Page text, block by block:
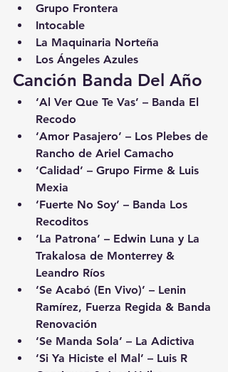
Grupo Frontera
Intocable
La Maquinaria Norteña
Los Ángeles Azules
Canción Banda Del Año
‘Al Ver Que Te Vas’ – Banda El
Recodo
‘Amor Pasajero’ – Los Plebes de
Rancho de Ariel Camacho
‘Calidad’ – Grupo Firme & Luis
Mexia
‘Fuerte No Soy’ – Banda Los
Recoditos
‘La Patrona’ – Edwin Luna y La
Trakalosa de Monterrey &
Leandro Ríos
‘Se Acabó (En Vivo)’ – Lenin
Ramírez, Fuerza Regida & Banda
Renovación
‘Se Manda Sola’ – La Adictiva
‘Si Ya Hiciste el Mal’ – Luis R